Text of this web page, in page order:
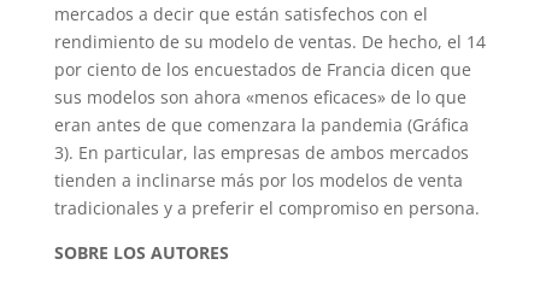
mercados a decir que están satisfechos con el
rendimiento de su modelo de ventas. De hecho, el 14
por ciento de los encuestados de Francia dicen que
sus modelos son ahora «menos eficaces» de lo que
eran antes de que comenzara la pandemia (Gráfica
3). En particular, las empresas de ambos mercados
tienden a inclinarse más por los modelos de venta
tradicionales y a preferir el compromiso en persona.
SOBRE LOS AUTORES